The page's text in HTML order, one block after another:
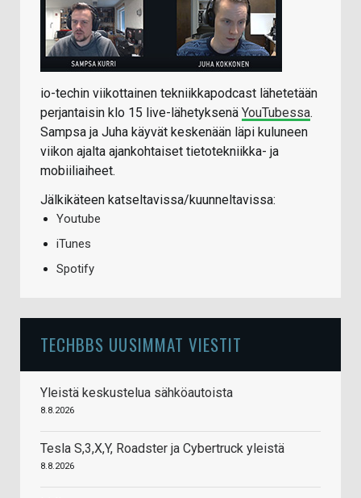
io-techin viikottainen tekniikkapodcast lähetetään
perjantaisin klo 15 live-lähetyksenä YouTubessa.
Sampsa ja Juha käyvät keskenään läpi kuluneen
viikon ajalta ajankohtaiset tietotekniikka- ja
mobiiliaiheet.
Jälkikäteen katseltavissa/kuunneltavissa:
Youtube
iTunes
Spotify
TECHBBS UUSIMMAT VIESTIT
Yleistä keskustelua sähköautoista
8.8.2026
Tesla S,3,X,Y, Roadster ja Cybertruck yleistä
8.8.2026